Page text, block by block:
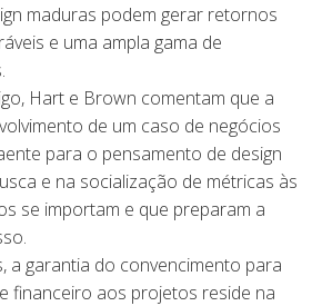
maduras podem gerar retornos
e uma ampla gama de
Hart e Brown comentam que a
de um caso de negócios
para o pensamento de design
e na socialização de métricas às
se importam e que preparam a
a garantia do convencimento para
financeiro aos projetos reside na